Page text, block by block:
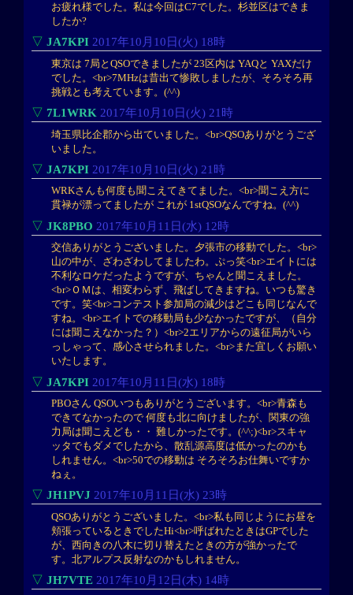
お疲れ様でした。私は今回はC7でした。杉並区はできま
したか?
▽ JA7KPI 2017年10月10日(火) 18時
東京は 7局とQSOできましたが 23区内は YAQと YAXだけ
でした。<br>7MHzは昔出て惨敗しましたが、そろそろ再
挑戦とも考えています。(^^)
▽ 7L1WRK 2017年10月10日(火) 21時
埼玉県比企郡から出ていました。<br>QSOありがとうござ
いました。
▽ JA7KPI 2017年10月10日(火) 21時
WRKさんも何度も聞こえてきてました。<br>聞こえ方に
貫禄が漂ってましたが これが 1stQSOなんですね。(^^)
▽ JK8PBO 2017年10月11日(水) 12時
交信ありがとうございました。夕張市の移動でした。<br>
山の中が、ざわざわしてましたわ。ぷっ笑<br>エイトには
不利なロケだったようですが、ちゃんと聞こえました。
<br>ＯＭは、相変わらず、飛ばしてきますね。いつも驚き
です。笑<br>コンテスト参加局の減少はどこも同じなんで
すね。<br>エイトでの移動局も少なかったですが、（自分
には聞こえなかった？）<br>2エリアからの遠征局がいら
っしゃって、感心させられました。<br>また宜しくお願い
いたします。
▽ JA7KPI 2017年10月11日(水) 18時
PBOさん QSOいつもありがとうございます。<br>青森も
できてなかったので 何度も北に向けましたが、関東の強
力局は聞こえども・・ 難しかったです。(^^;)<br>スキャ
ッタでもダメでしたから、散乱源高度は低かったのかも
しれません。<br>50での移動は そろそろお仕舞いですか
ねぇ。
▽ JH1PVJ 2017年10月11日(水) 23時
QSOありがとうございました。<br>私も同じようにお昼を
頬張っているときでしたHi<br>呼ばれたときはGPでした
が、西向きの八木に切り替えたときの方が強かったで
す。北アルプス反射なのかもしれません。
▽ JH7VTE 2017年10月12日(木) 14時